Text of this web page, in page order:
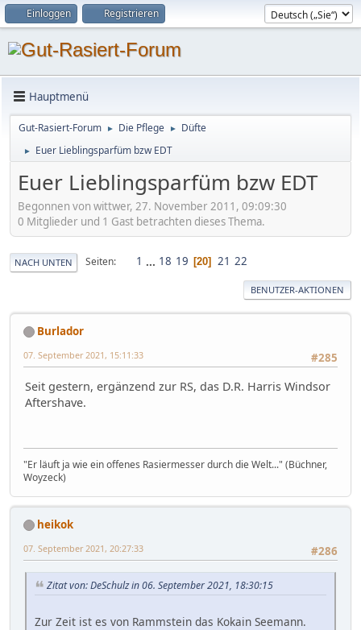
Einloggen Registrieren
Hauptmenü
Gut-Rasiert-Forum ► Die Pflege ► Düfte
► Euer Lieblingsparfüm bzw EDT
Euer Lieblingsparfüm bzw EDT
Begonnen von wittwer, 27. November 2011, 09:09:30
0 Mitglieder und 1 Gast betrachten dieses Thema.
NACH UNTEN Seiten 1 ... 18 19 20 21 22
BENUTZER-AKTIONEN
Burlador
#285
07. September 2021, 15:11:33
Seit gestern, ergänzend zur RS, das D.R. Harris Windsor
Aftershave.
"Er läuft ja wie ein offenes Rasiermesser durch die Welt..." (Büchner,
Woyzeck)
heikok
#286
07. September 2021, 20:27:33
Zitat von: DeSchulz in 06. September 2021, 18:30:15
Zur Zeit ist es von Rammstein das Kokain Seemann.